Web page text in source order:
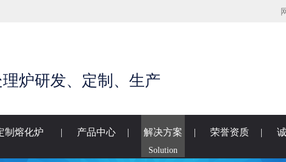
炉研发、定制、生产
制熔化炉 | 产品中心 | 解决方案
Solution
| 荣誉资质 |